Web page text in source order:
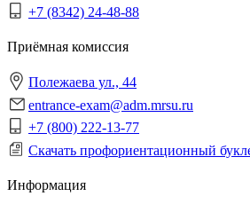
+7 (8342) 24-48-88
Приёмная комиссия
Полежаева ул., 44
entrance-exam@adm.mrsu.ru
+7 (800) 222-13-77
Скачать профориентационный
Информация